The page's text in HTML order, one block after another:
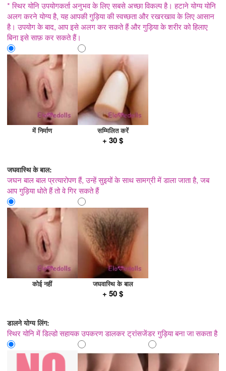
* स्थिर योनि उपयोगकर्ता अनुभव के लिए सबसे अच्छा विकल्प है। हटाने योग्य योनि
अलग करने योग्य है, यह आपकी गुड़िया की स्वच्छता और रखरखाव के लिए आसान
है। उपयोग के बाद, आप इसे अलग कर सकते हैं और गुड़िया के शरीर को हिलाए
बिना इसे साफ़ कर सकते हैं।
में निर्माण सम्मिलित करें
+ 30 $
जघवास्थि के बाल:
जघन बाल बाल प्रत्यारोपण हैं, उन्हें सुइयों के साथ सामग्री में डाला जाता है, जब
आप गुड़िया धोते हैं तो वे गिर सकते हैं
कोई नहीं जघवास्थि के बाल
+ 50 $
डालने योग्य लिंग:
स्थिर योनि में डिल्डो सहायक उपकरण डालकर ट्रांसजेंडर गुड़िया बना जा सकता है